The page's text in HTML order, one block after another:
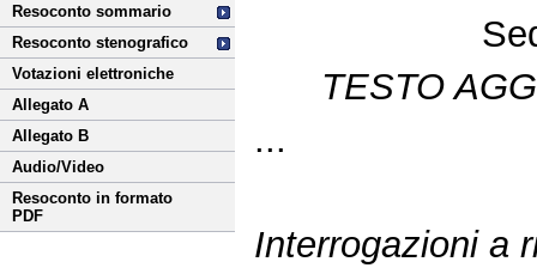
Resoconto sommario
Resoconto stenografico
Votazioni elettroniche
Allegato A
Allegato B
Audio/Video
Resoconto in formato
PDF
TESTO
...
Interrogazioni a